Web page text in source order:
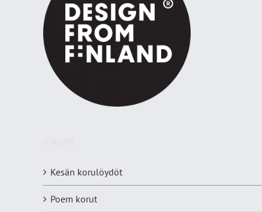
Kesän korulöydöt
Poem korut